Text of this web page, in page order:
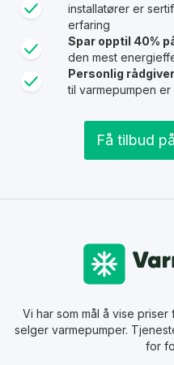
installatører er
erfaring
Spar opptil 40%
den mest
Personlig
til varmepumpen
Få tilbud
Vi har som mål å vise
selger varmepumper.
for